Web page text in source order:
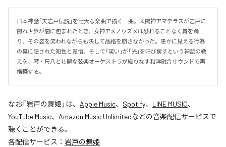
日本神話「天岩戸伝説」を壮大な楽曲で描く一曲。太陽神アマテラスが岩戸に
隠れ世界が闇に包まれたとき、女神アメノウズメは恐れることなく舞を踊
り、その姿を笑われながらも決して品格を崩さなかった。愚かに見える行為
の裏に隠された知性と覚悟、そして「笑い」が「光」を呼び戻すという神話の教
えを、琴・尺八と壮麗な弦楽オーケストラが織りなす和洋融合サウンドで再
構築する。
なお「岩戸の舞姫 」は、 Apple Music、 Spotify、 LINE MUSIC、
YouTube Music、 Amazon Music Unlimitedなどの音楽配信サービスで
聴くことができる。
各配信サービス： 岩戸の舞姫